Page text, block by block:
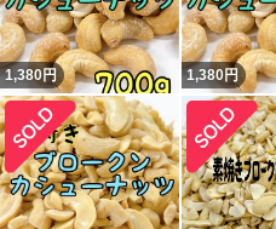
1,380円 1,380円